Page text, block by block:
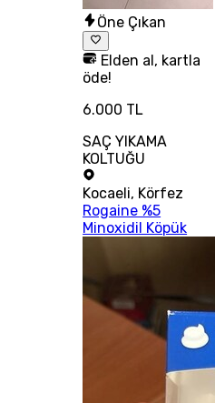
Öne Çıkan
Elden al, kartla
öde!
6.000 TL
SAÇ YIKAMA
KOLTUĞU
Kocaeli, Körfez
Rogaine %5
Minoxidil Köpük